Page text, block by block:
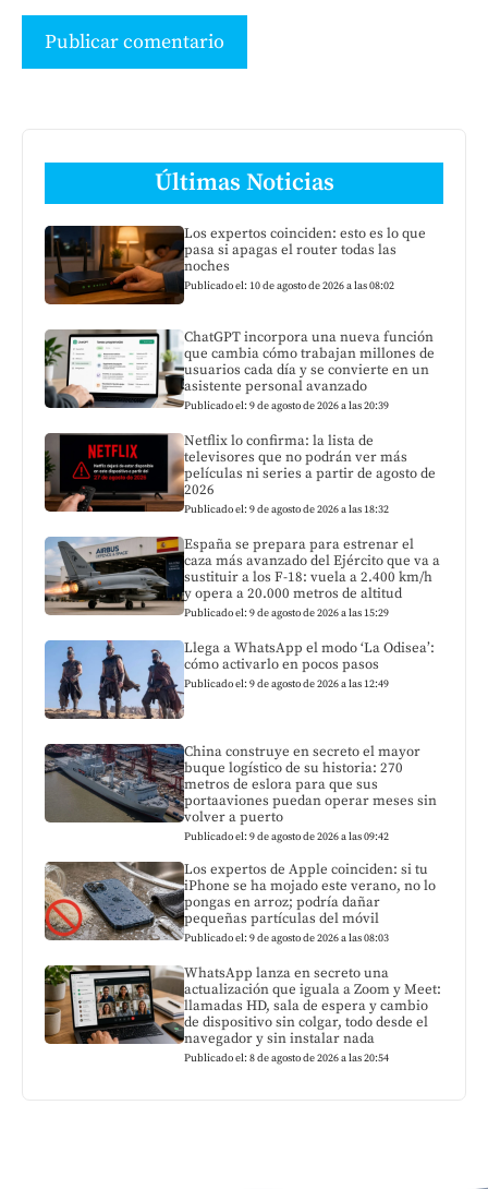
Últimas Noticias
Los expertos coinciden: esto es lo que
pasa si apagas el router todas las
noches
Publicado el: 10 de agosto de 2026 a las 08:02
ChatGPT incorpora una nueva función
que cambia cómo trabajan millones de
usuarios cada día y se convierte en un
asistente personal avanzado
Publicado el: 9 de agosto de 2026 a las 20:39
Netflix lo confirma: la lista de
televisores que no podrán ver más
películas ni series a partir de agosto de
2026
Publicado el: 9 de agosto de 2026 a las 18:32
España se prepara para estrenar el
caza más avanzado del Ejército que va a
sustituir a los F-18: vuela a 2.400 km/h
y opera a 20.000 metros de altitud
Publicado el: 9 de agosto de 2026 a las 15:29
Llega a WhatsApp el modo ‘La Odisea’:
cómo activarlo en pocos pasos
Publicado el: 9 de agosto de 2026 a las 12:49
China construye en secreto el mayor
buque logístico de su historia: 270
metros de eslora para que sus
portaaviones puedan operar meses sin
volver a puerto
Publicado el: 9 de agosto de 2026 a las 09:42
Los expertos de Apple coinciden: si tu
iPhone se ha mojado este verano, no lo
pongas en arroz; podría dañar
pequeñas partículas del móvil
Publicado el: 9 de agosto de 2026 a las 08:03
WhatsApp lanza en secreto una
actualización que iguala a Zoom y Meet:
llamadas HD, sala de espera y cambio
de dispositivo sin colgar, todo desde el
navegador y sin instalar nada
Publicado el: 8 de agosto de 2026 a las 20:54